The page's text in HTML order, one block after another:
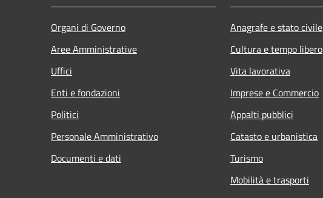
Organi di Governo
Aree Amministrative
Uffici
Enti e fondazioni
Politici
Personale Amministrativo
Documenti e dati
Anagrafe e stato civile
Cultura e tempo libero
Vita lavorativa
Imprese e Commercio
Appalti pubblici
Catasto e urbanistica
Turismo
Mobilità e trasporti